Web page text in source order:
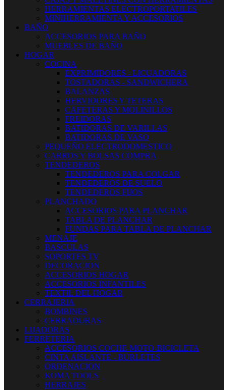
HERRAMIENTAS ELECTROPORTATILES
MINIHERRAMIENTA Y ACCESORIOS
BAÑO
ACCESORIOS PARA BAÑO
MUEBLES DE BAÑO
HOGAR
COCINA
EXPRIMIDORES - LICUADORAS
TOSTADORAS - SANDWICHERA
BALANZAS
HERVIDORES Y TETERAS
CAFETERAS Y MOLINILLOS
FREIDORAS
BATIDORAS DE VARILLAS
BATIDORAS DE VASO
PEQUEÑO ELECTRODOMESTICO
CARROS Y BOLSAS COMPRA
TENDEDEROS
TENDEDEROS PARA COLGAR
TENDEDEROS DE SUELO
TENDEDEROS FIJOS
PLANCHADO
ACCESORIOS PARA PLANCHAR
TABLA DE PLANCHAR
FUNDAS PARA TABLA DE PLANCHAR
MENAJE
BASCULAS
SOPORTES TV
DECORACION
ACCESORIOS HOGAR
ACCESORIOS INFANTILES
TEXTIL DEL HOGAR
CERRAJERIA
BOMBINES
CERRADURAS
LIJADORAS
FERRETERIA
ACCESORIOS COCHE-MOTO-BICICLETA
CINTA AISLANTE - BURLETES
ORDENACION
KOMA TOOLS
HERRAJES